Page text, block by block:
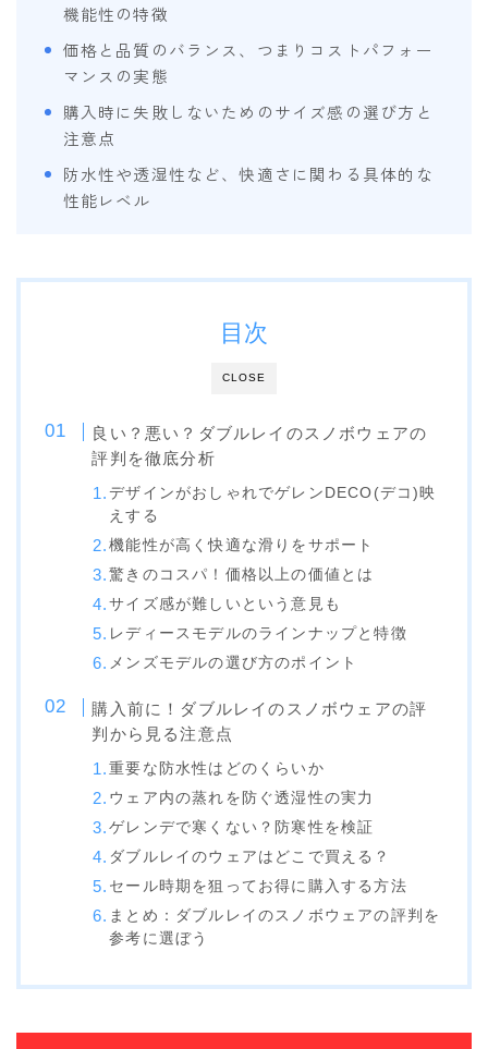
UNION
YES
YONEX
ブーツ
BURTON
DEELUXE
NIDECKER
NORTHWAVE
RIDE
SALOMON
ゴーグル
anon.
DICE
DRAGON
ELECTRIC
himassmania
OAKLEY
SMITH
ウェア
686
機能性の特徴
価格と品質のバランス、つまりコストパフォー
マンスの実態
購入時に失敗しないためのサイズ感の選び方と
注意点
防水性や透湿性など、快適さに関わる具体的な
性能レベル
CLOSE
目次
良い？悪い？ダブルレイのスノボウェアの
評判を徹底分析
デザインがおしゃれでゲレンDECO(デコ)映
えする
機能性が高く快適な滑りをサポート
驚きのコスパ！価格以上の価値とは
サイズ感が難しいという意見も
レディースモデルのラインナップと特徴
メンズモデルの選び方のポイント
購入前に！ダブルレイのスノボウェアの評
判から見る注意点
重要な防水性はどのくらいか
ウェア内の蒸れを防ぐ透湿性の実力
ゲレンデで寒くない？防寒性を検証
ダブルレイのウェアはどこで買える？
セール時期を狙ってお得に購入する方法
まとめ：ダブルレイのスノボウェアの評判を
参考に選ぼう